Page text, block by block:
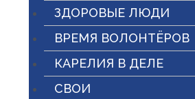
ЗДОРОВЫЕ ЛЮДИ
ВРЕМЯ ВОЛОНТЁРОВ
КАРЕЛИЯ В ДЕЛЕ
СВОИ